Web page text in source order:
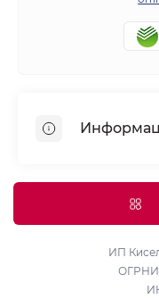
Доставка
Политика
персональных
ИП